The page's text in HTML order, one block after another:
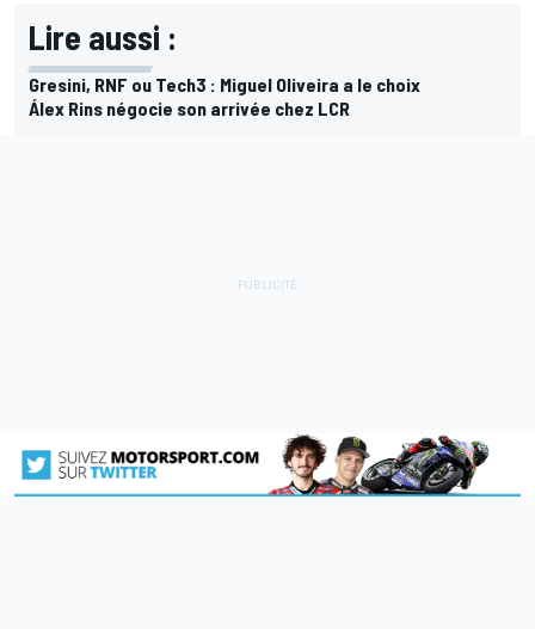
Lire aussi :
Gresini, RNF ou Tech3 : Miguel Oliveira a le choix
Álex Rins négocie son arrivée chez LCR